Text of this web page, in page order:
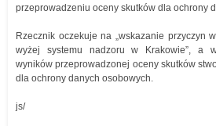
przeprowadzeniu oceny skutków dla ochrony
Rzecznik oczekuje na „wskazanie przyczyn
wyżej systemu nadzoru w Krakowie”, a
wyników przeprowadzonej oceny skutków
dla ochrony danych osobowych.
js/